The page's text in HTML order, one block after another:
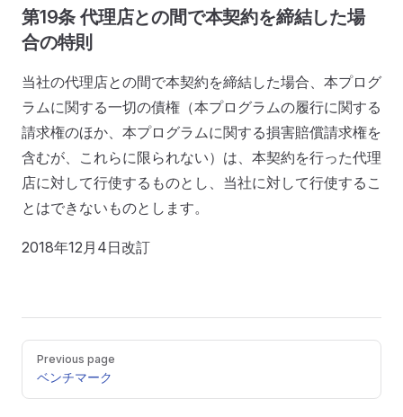
第19条 代理店との間で本契約を締結した場
合の特則
当社の代理店との間で本契約を締結した場合、本プログ
ラムに関する一切の債権（本プログラムの履行に関する
請求権のほか、本プログラムに関する損害賠償請求権を
含むが、これらに限られない）は、本契約を行った代理
店に対して行使するものとし、当社に対して行使するこ
とはできないものとします。
2018年12月4日改訂
Pager
Previous page
ベンチマーク